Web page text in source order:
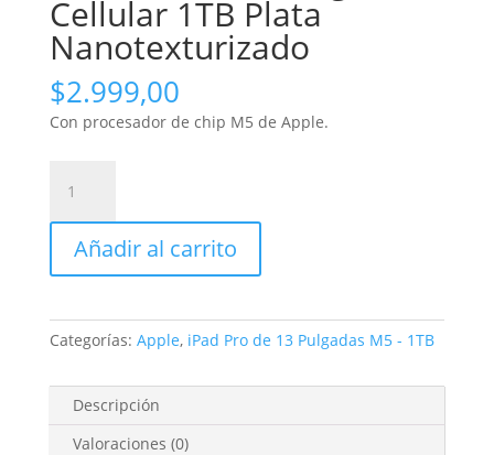
Cellular 1TB Plata
Nanotexturizado
$2.999,00
Con procesador de chip M5 de Apple.
Pro
de
Pulgadas
1TB
Plata
cantidad
Añadir al carrito
Categorías: Apple, iPad Pro de 13 Pulgadas M5 - 1TB
Descripción
Valoraciones (0)